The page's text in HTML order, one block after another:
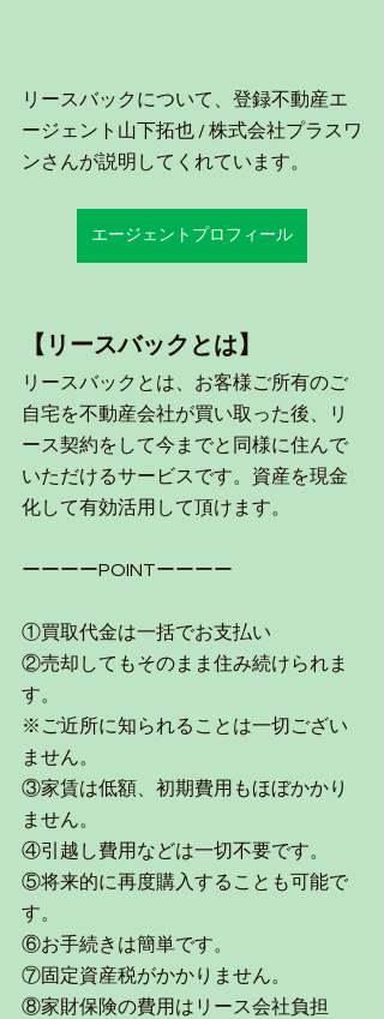
リースバックについて、登録不動産エ
ージェント山下拓也 / 株式会社プラスワ
ンさんが説明してくれています。
エージェントプロフィール
【リースバックとは】
リースバックとは、お客様ご所有のご
自宅を不動産会社が買い取った後、リ
ース契約をして今までと同様に住んで
いただけるサービスです。資産を現金
化して有効活用して頂けます。
ーーーーPOINTーーーー
①買取代金は一括でお支払い
②売却してもそのまま住み続けられま
す。
※ご近所に知られることは一切ござい
ません。
③家賃は低額、初期費用もほぼかかり
ません。
④引越し費用などは一切不要です。
⑤将来的に再度購入することも可能で
す。
⑥お手続きは簡単です。
⑦固定資産税がかかりません。
⑧家財保険の費用はリース会社負担